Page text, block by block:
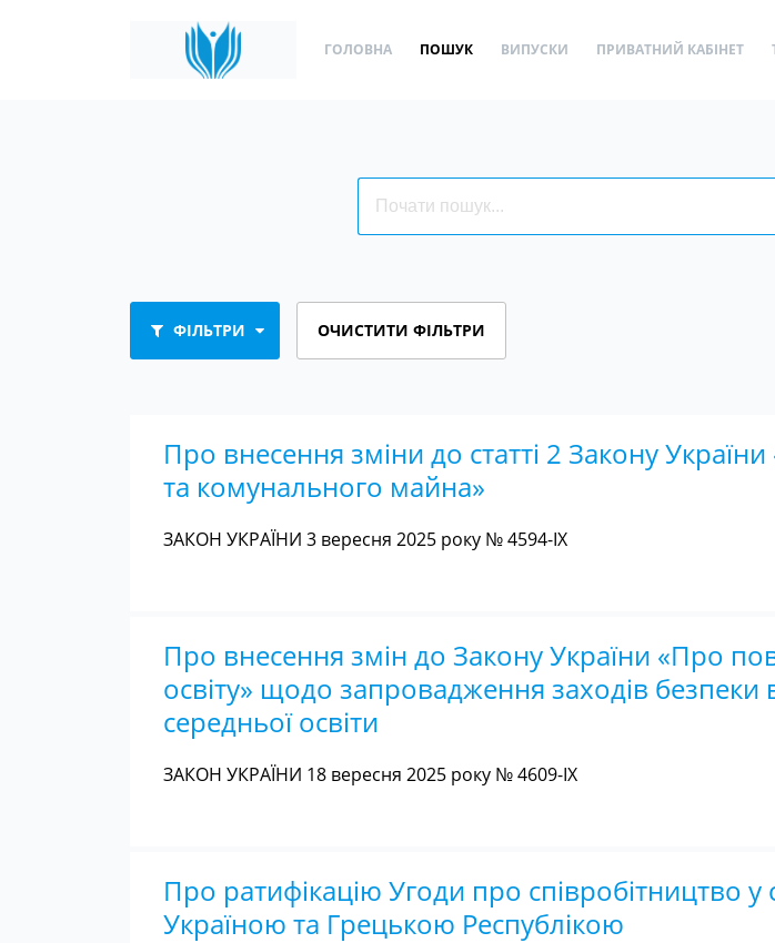
ГОЛОВНА ПОШУК ВИПУСКИ ПРИВАТНИЙ КАБІНЕТ
ФІЛЬТРИ ОЧИСТИТИ ФІЛЬТРИ
Про внесення зміни до статті 2 Закону
та комунального майна»
ЗАКОН УКРАЇНИ 3 вересня 2025 року № 4594-IX
Про внесення змін до Закону України «Про
освіту» щодо запровадження заходів безпеки
середньої освіти
ЗАКОН УКРАЇНИ 18 вересня 2025 року № 4609-IX
Про ратифікацію Угоди про співробітництво у
Україною та Грецькою Республікою